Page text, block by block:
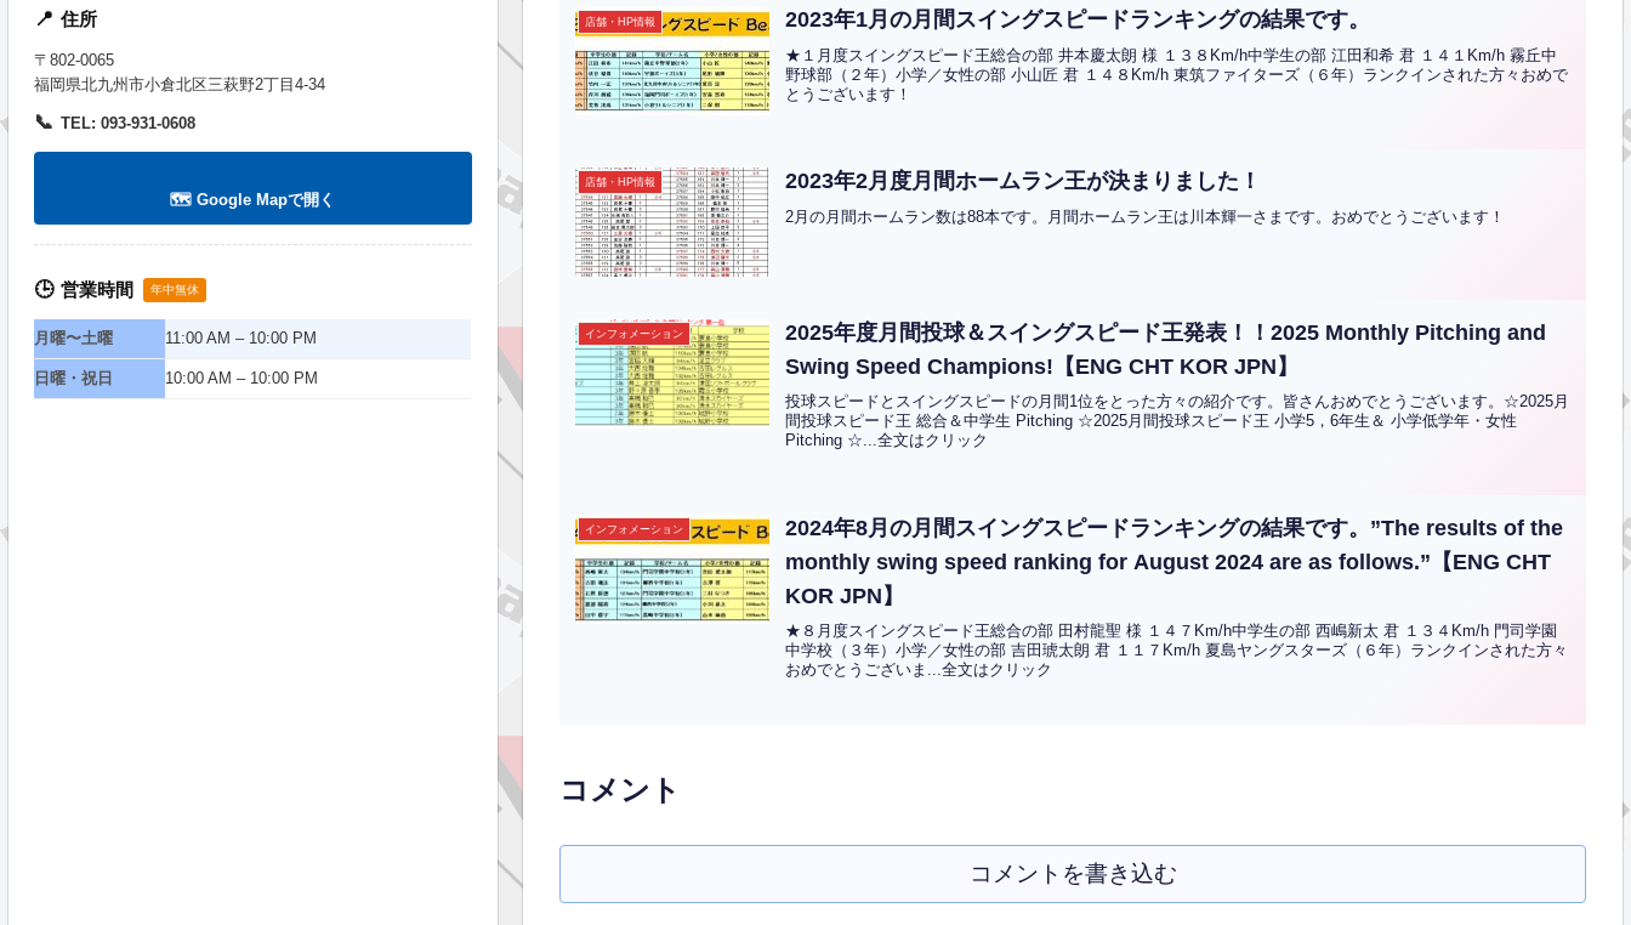
店舗・HP情報 2023年1月の月間スイングスピードランキングの結果です。
★１月度スイングスピード王総合の部 井本慶太朗 様 １３８Km/h中学生の部 江田和希 君 １４１Km/h 霧丘中
野球部（２年）小学／女性の部 小山匠 君 １４８Km/h 東筑ファイターズ（６年）ランクインされた方々おめで
とうございます！
店舗・HP情報 2023年2月度月間ホームラン王が決まりました！
2月の月間ホームラン数は88本です。月間ホームラン王は川本輝一さまです。おめでとうございます！
インフォメーション
2025年度月間投球＆スイングスピード王発表！！2025 Monthly Pitching and
Swing Speed Champions!【ENG CHT KOR JPN】
投球スピードとスイングスピードの月間1位をとった方々の紹介です。皆さんおめでとうございます。☆2025月
間投球スピード王 総合＆中学生 Pitching ☆2025月間投球スピード王 小学5，6年生＆ 小学低学年・女性
Pitching ☆...全文はクリック
インフォメーション
2024年8月の月間スイングスピードランキングの結果です。”The results of the
monthly swing speed ranking for August 2024 are as follows.”【ENG CHT
KOR JPN】
★８月度スイングスピード王総合の部 田村龍聖 様 １４７Km/h中学生の部 西嶋新太 君 １３４Km/h 門司学園
中学校（３年）小学／女性の部 吉田琥太朗 君 １１７Km/h 夏島ヤングスターズ（６年）ランクインされた方々
おめでとうございま...全文はクリック
コメント
コメントを書き込む
📍 住所
〒802-0065
福岡県北九州市小倉北区三萩野2丁目4-34
📞 TEL: 093-931-0608
🗺️ Google Mapで開く
🕒 営業時間 年中無休
月曜〜土曜 11:00 AM – 10:00 PM
日曜・祝日 10:00 AM – 10:00 PM